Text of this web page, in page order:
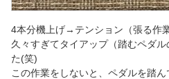
4本分機上げ→テンション（張る作
久々すぎてタイアップ（踏むペダ
た(笑)
この作業をしないと、ペダルを踏